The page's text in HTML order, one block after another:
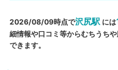
2026/08/09時点で沢尻駅 には
細情報や口コミ等からむちうち
できます。